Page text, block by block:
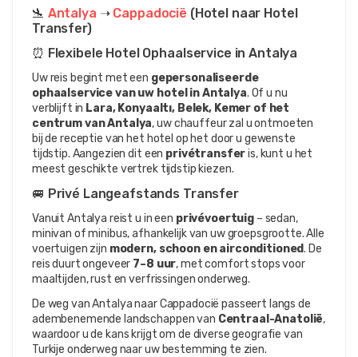
🛬 Antalya ➝ Cappadocië (Hotel naar Hotel
Transfer)
⏰ Flexibele Hotel Ophaalservice in Antalya
Uw reis begint met een gepersonaliseerde
ophaalservice van uw hotel in Antalya. Of u nu
verblijft in Lara, Konyaaltı, Belek, Kemer of het
centrum van Antalya, uw chauffeur zal u ontmoeten
bij de receptie van het hotel op het door u gewenste
tijdstip. Aangezien dit een privétransfer is, kunt u het
meest geschikte vertrek tijdstip kiezen.
🚐 Privé Langeafstands Transfer
Vanuit Antalya reist u in een privévoertuig – sedan,
minivan of minibus, afhankelijk van uw groepsgrootte. Alle
voertuigen zijn modern, schoon en airconditioned. De
reis duurt ongeveer 7–8 uur, met comfort stops voor
maaltijden, rust en verfrissingen onderweg.
De weg van Antalya naar Cappadocië passeert langs de
adembenemende landschappen van Centraal-Anatolië,
waardoor u de kans krijgt om de diverse geografie van
Turkije onderweg naar uw bestemming te zien.